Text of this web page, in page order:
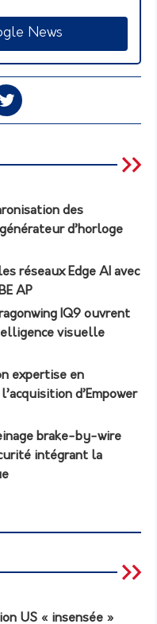
News
des
d’horloge
réseaux Edge AI avec
AP
IQ9 ouvrent
visuelle
expertise en
d’Empower
brake-by-wire
intégrant la
US « insensée »